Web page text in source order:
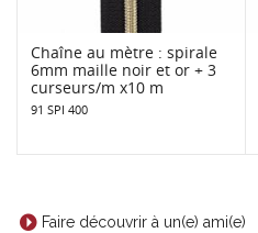
Chaîne au mètre : spirale
6mm maille noir et or + 3
curseurs/m x10 m
91 SPI 400
Faire découvrir à un(e) ami(e)